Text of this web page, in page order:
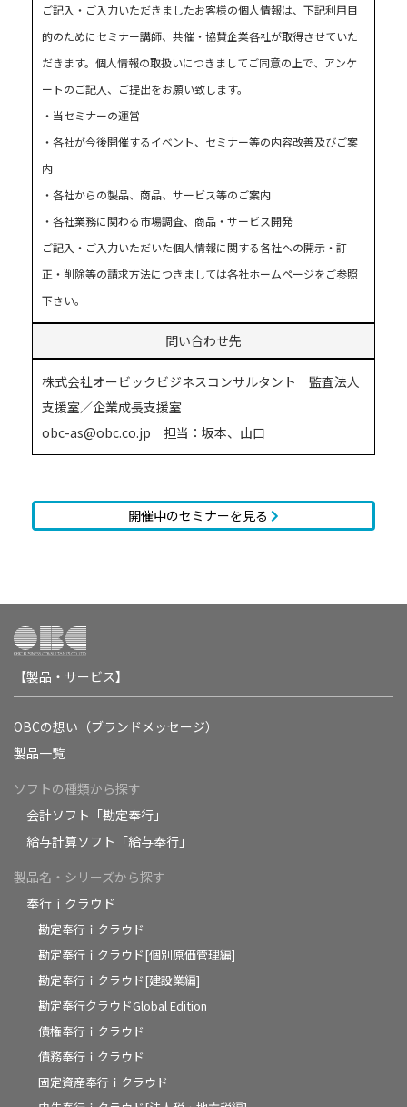
ご記入・ご入力いただきましたお客様の個人情報は、下記利用目
的のためにセミナー講師、共催・協賛企業各社が取得させていた
だきます。個人情報の取扱いにつきましてご同意の上で、アンケ
ートのご記入、ご提出をお願い致します。
・当セミナーの運営
・各社が今後開催するイベント、セミナー等の内容改善及びご案
内
・各社からの製品、商品、サービス等のご案内
・各社業務に関わる市場調査、商品・サービス開発
ご記入・ご入力いただいた個人情報に関する各社への開示・訂
正・削除等の請求方法につきましては各社ホームページをご参照
下さい。
問い合わせ先
株式会社オービックビジネスコンサルタント 監査法人
支援室／企業成長支援室
obc-as@obc.co.jp 担当：坂本、山口
開催中のセミナーを見る
【製品・サービス】
OBCの想い（ブランドメッセージ）
製品一覧
ソフトの種類から探す
会計ソフト「勘定奉行」
給与計算ソフト「給与奉行」
製品名・シリーズから探す
奉行ｉクラウド
勘定奉行ｉクラウド
勘定奉行ｉクラウド[個別原価管理編]
勘定奉行ｉクラウド[建設業編]
勘定奉行クラウドGlobal Edition
債権奉行ｉクラウド
債務奉行ｉクラウド
固定資産奉行ｉクラウド